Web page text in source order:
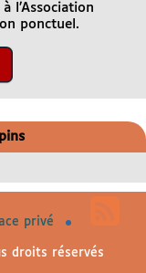
l’Association
ponctuel.
privé
droits réservés